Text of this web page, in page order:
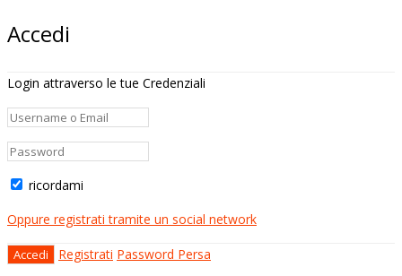
Accedi
Login attraverso le tue Credenziali
ricordami
Oppure registrati tramite un social network
Registrati Password Persa